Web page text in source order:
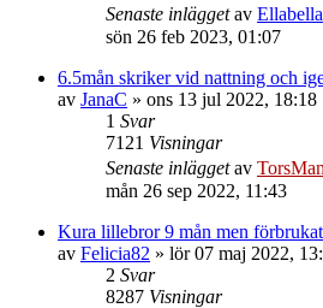
Senaste inläggetav Ellabella
sön 26 feb 2023, 01:07
6.5mån skriker vid nattning och
av JanaC » ons 13 jul 2022, 18:18
1 Svar
7121 Visningar
Senaste inläggetav
mån 26 sep 2022, 11:43
Kura lillebror 9 mån men
av Felicia82 » lör 07 maj 2022,
2 Svar
8287 Visningar